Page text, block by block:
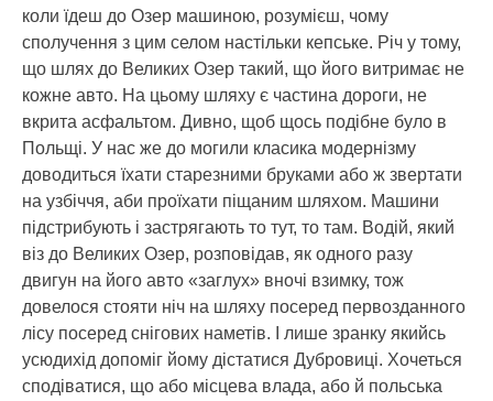
коли їдеш до Озер машиною, розумієш, чому
сполучення з цим селом настільки кепське. Річ у тому,
що шлях до Великих Озер такий, що його витримає не
кожне авто. На цьому шляху є частина дороги, не
вкрита асфальтом. Дивно, щоб щось подібне було в
Польщі. У нас же до могили класика модернізму
доводиться їхати старезними бруками або ж звертати
на узбіччя, аби проїхати піщаним шляхом. Машини
підстрибують і застрягають то тут, то там. Водій, який
віз до Великих Озер, розповідав, як одного разу
двигун на його авто «заглух» вночі взимку, тож
довелося стояти ніч на шляху посеред первозданного
лісу посеред снігових наметів. І лише зранку якийсь
усюдихід допоміг йому дістатися Дубровиці. Хочеться
сподіватися, що або місцева влада, або й польська